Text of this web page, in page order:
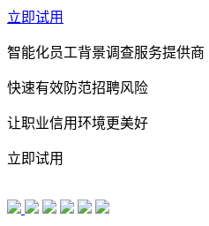
立即试用
智能化员工背景调查服务提供商
快速有效防范招聘风险
让职业信用环境更美好
立即试用